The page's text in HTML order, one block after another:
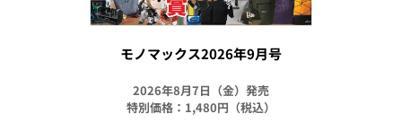
モノマックス2026年9月号
2026年8月7日（金）発売
特別価格：1,480円（税込）